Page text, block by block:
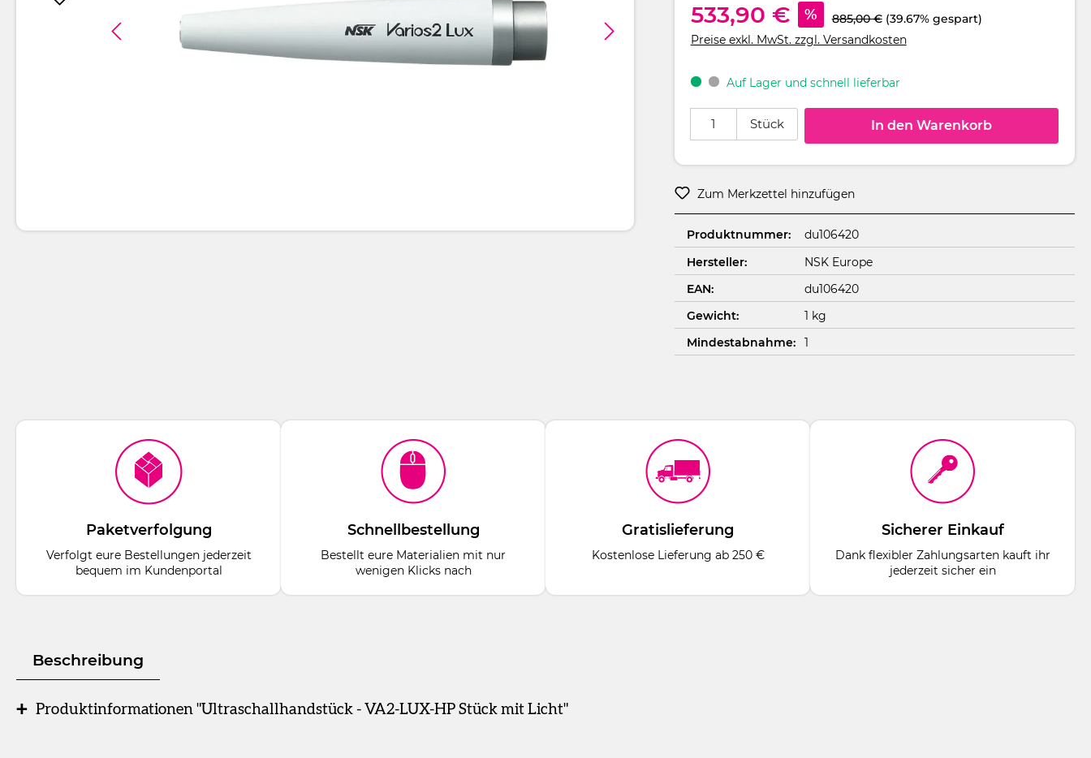
533,90 € % 885,00 € (39.67% gespart)
Preise exkl. MwSt. zzgl. Versandkosten
Auf Lager und schnell lieferbar
Stück In den Warenkorb
Zum Merkzettel hinzufügen
Produktnummer:
du106420
Hersteller:
NSK Europe
EAN:
du106420
Gewicht:
1 kg
Mindestabnahme:
1
Paketverfolgung
Verfolgt eure Bestellungen jederzeit
bequem im Kundenportal
Schnellbestellung
Bestellt eure Materialien mit nur
wenigen Klicks nach
Gratislieferung
Kostenlose Lieferung ab 250 €
Sicherer Einkauf
Dank flexibler Zahlungsarten kauft ihr
jederzeit sicher ein
Beschreibung
Produktinformationen "Ultraschallhandstück - VA2-LUX-HP Stück mit Licht"